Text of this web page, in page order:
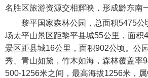
名胜区旅游资源交相辉映，形成黔东南
黎平国家森林公园，总面积5475公
场太平山景区距黎平县城55公里，面积
景区距县城16公里，面积902公顷。公
秀、青山如黛，竹木如海，森林覆盖率
500-1256米之间，最高海拔1256米，